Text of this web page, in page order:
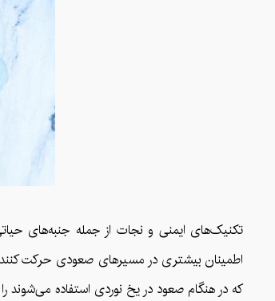
تکنیک‌های ایمنی و نجات از جمله جنبه‌های
اطمینان بیشتری در مسیرهای صعودی حرکت کنند
که در هنگام صعود در یخ نوردی استفاده می‌شوند